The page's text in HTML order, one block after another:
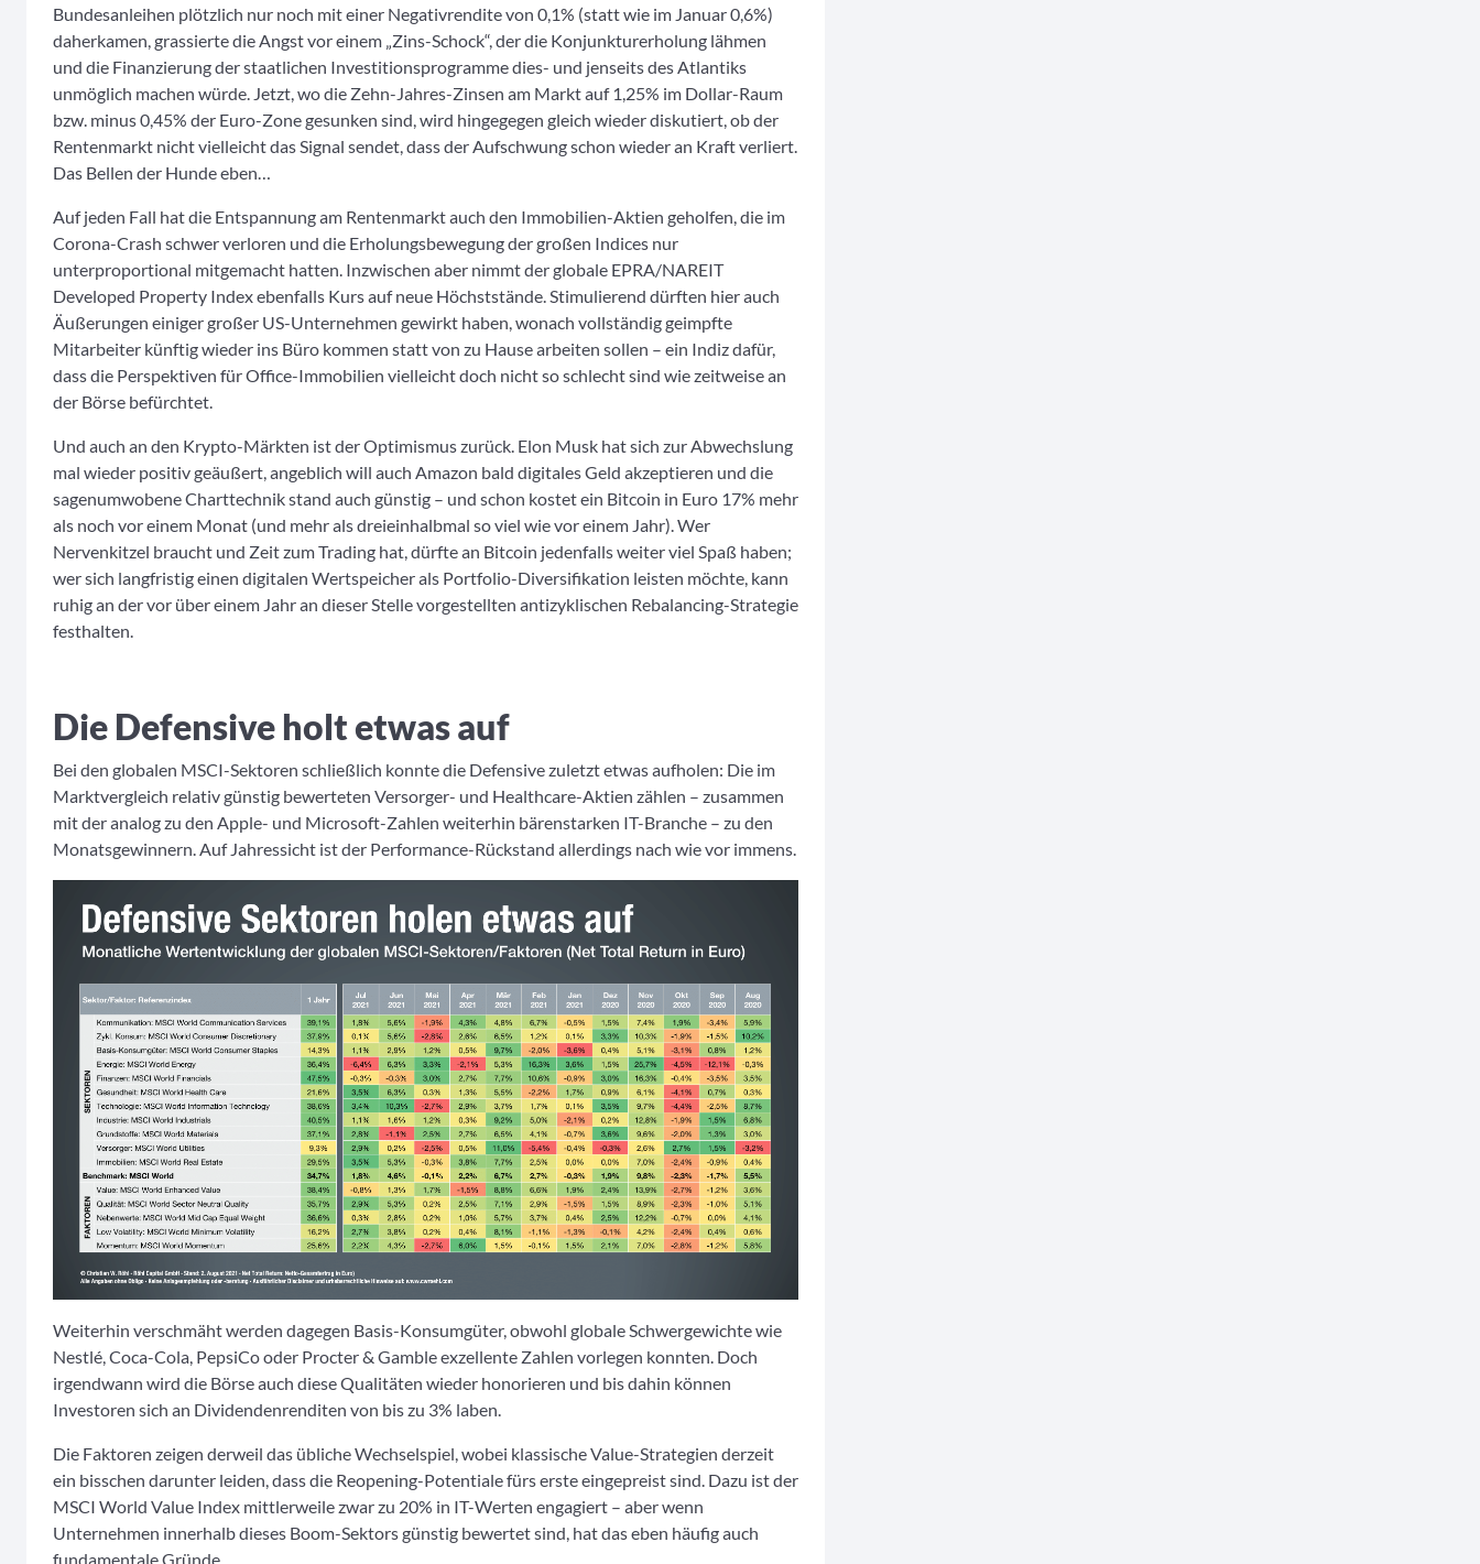
Bundesanleihen plötzlich nur noch mit einer Negativrendite von 0,1% (statt wie im Januar 0,6%)
daherkamen, grassierte die Angst vor einem „Zins-Schock“, der die Konjunkturerholung lähmen
und die Finanzierung der staatlichen Investitionsprogramme dies- und jenseits des Atlantiks
unmöglich machen würde. Jetzt, wo die Zehn-Jahres-Zinsen am Markt auf 1,25% im Dollar-Raum
bzw. minus 0,45% der Euro-Zone gesunken sind, wird hingegegen gleich wieder diskutiert, ob der
Rentenmarkt nicht vielleicht das Signal sendet, dass der Aufschwung schon wieder an Kraft verliert.
Das Bellen der Hunde eben…
Auf jeden Fall hat die Entspannung am Rentenmarkt auch den Immobilien-Aktien geholfen, die im
Corona-Crash schwer verloren und die Erholungsbewegung der großen Indices nur
unterproportional mitgemacht hatten. Inzwischen aber nimmt der globale EPRA/NAREIT
Developed Property Index ebenfalls Kurs auf neue Höchststände. Stimulierend dürften hier auch
Äußerungen einiger großer US-Unternehmen gewirkt haben, wonach vollständig geimpfte
Mitarbeiter künftig wieder ins Büro kommen statt von zu Hause arbeiten sollen – ein Indiz dafür,
dass die Perspektiven für Office-Immobilien vielleicht doch nicht so schlecht sind wie zeitweise an
der Börse befürchtet.
Und auch an den Krypto-Märkten ist der Optimismus zurück. Elon Musk hat sich zur Abwechslung
mal wieder positiv geäußert, angeblich will auch Amazon bald digitales Geld akzeptieren und die
sagenumwobene Charttechnik stand auch günstig – und schon kostet ein Bitcoin in Euro 17% mehr
als noch vor einem Monat (und mehr als dreieinhalbmal so viel wie vor einem Jahr). Wer
Nervenkitzel braucht und Zeit zum Trading hat, dürfte an Bitcoin jedenfalls weiter viel Spaß haben;
wer sich langfristig einen digitalen Wertspeicher als Portfolio-Diversifikation leisten möchte, kann
ruhig an der vor über einem Jahr an dieser Stelle vorgestellten antizyklischen Rebalancing-Strategie
festhalten.
Die Defensive holt etwas auf
Bei den globalen MSCI-Sektoren schließlich konnte die Defensive zuletzt etwas aufholen: Die im
Marktvergleich relativ günstig bewerteten Versorger- und Healthcare-Aktien zählen – zusammen
mit der analog zu den Apple- und Microsoft-Zahlen weiterhin bärenstarken IT-Branche – zu den
Monatsgewinnern. Auf Jahressicht ist der Performance-Rückstand allerdings nach wie vor immens.
Weiterhin verschmäht werden dagegen Basis-Konsumgüter, obwohl globale Schwergewichte wie
Nestlé, Coca-Cola, PepsiCo oder Procter & Gamble exzellente Zahlen vorlegen konnten. Doch
irgendwann wird die Börse auch diese Qualitäten wieder honorieren und bis dahin können
Investoren sich an Dividendenrenditen von bis zu 3% laben.
Die Faktoren zeigen derweil das übliche Wechselspiel, wobei klassische Value-Strategien derzeit
ein bisschen darunter leiden, dass die Reopening-Potentiale fürs erste eingepreist sind. Dazu ist der
MSCI World Value Index mittlerweile zwar zu 20% in IT-Werten engagiert – aber wenn
Unternehmen innerhalb dieses Boom-Sektors günstig bewertet sind, hat das eben häufig auch
fundamentale Gründe.